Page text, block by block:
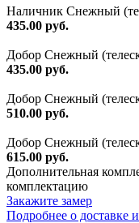
Наличник Снежный
435.00 руб.
Добор Снежный
435.00 руб.
Добор Снежный
510.00 руб.
Добор Снежный
615.00 руб.
Дополнительная
комплектацию
Закажите замер
Подробнее о доставке